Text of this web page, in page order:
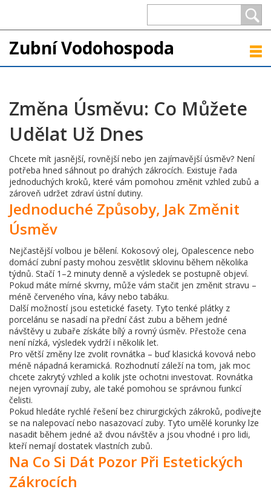
Zubní Vodohospoda
Změna Úsměvu: Co Můžete
Udělat Už Dnes
Chcete mít jasnější, rovnější nebo jen zajímavější úsměv? Není
potřeba hned sáhnout po drahých zákrocích. Existuje řada
jednoduchých kroků, které vám pomohou změnit vzhled zubů a
zároveň udržet zdraví ústní dutiny.
Jednoduché Způsoby, Jak Změnit
Úsměv
Nejčastější volbou je bělení. Kokosový olej, Opalescence nebo
domácí zubní pasty mohou zesvětlit sklovinu během několika
týdnů. Stačí 1–2 minuty denně a výsledek se postupně objeví.
Pokud máte mírné skvrny, může vám stačit jen změnit stravu –
méně červeného vína, kávy nebo tabáku.
Další možností jsou estetické fasety. Tyto tenké plátky z
porcelánu se nasadí na přední část zubu a během jedné
návštěvy u zubaře získáte bílý a rovný úsměv. Přestože cena
není nízká, výsledek vydrží i několik let.
Pro větší změny lze zvolit rovnátka – buď klasická kovová nebo
méně nápadná keramická. Rozhodnutí záleží na tom, jak moc
chcete zakrytý vzhled a kolik jste ochotni investovat. Rovnátka
nejen vyrovnají zuby, ale také pomohou se správnou funkcí
čelisti.
Pokud hledáte rychlé řešení bez chirurgických zákroků, podívejte
se na nalepovací nebo nasazovací zuby. Tyto umělé korunky lze
nasadit během jedné až dvou návštěv a jsou vhodné i pro lidi,
kteří nemají dostatek vlastních zubů.
Na Co Si Dát Pozor Při Estetických
Zákrocích